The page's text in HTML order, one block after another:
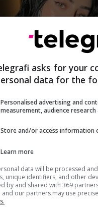
asks for your
data for the
Personalised advertising and
measurement, audience
Store and/or access information
Learn more
data will be processed
unique identifiers, and other
by and shared with 369
and our partners may use